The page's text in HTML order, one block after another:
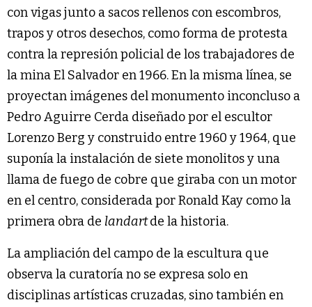
con vigas junto a sacos rellenos con escombros,
trapos y otros desechos, como forma de protesta
contra la represión policial de los trabajadores de
la mina El Salvador en 1966. En la misma línea, se
proyectan imágenes del monumento inconcluso a
Pedro Aguirre Cerda diseñado por el escultor
Lorenzo Berg y construido entre 1960 y 1964, que
suponía la instalación de siete monolitos y una
llama de fuego de cobre que giraba con un motor
en el centro, considerada por Ronald Kay como la
primera obra de landartde la historia.
La ampliación del campo de la escultura que
observa la curatoría no se expresa solo en
disciplinas artísticas cruzadas, sino también en